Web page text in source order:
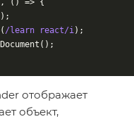
/learn react/i );
отображает
объект,